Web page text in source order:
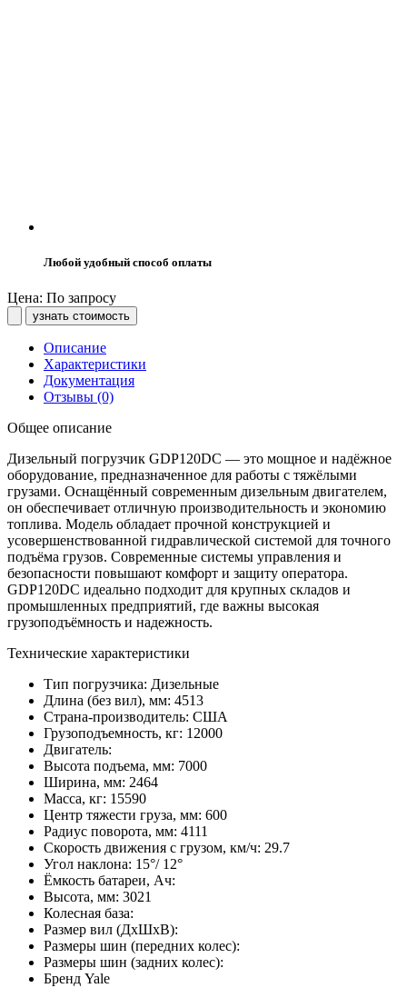
Любой удобный способ оплаты
Цена: По запросу
узнать стоимость
Описание
Характеристики
Документация
Отзывы (0)
Общее описание
Дизельный погрузчик GDP120DC — это мощное и надёжное
оборудование, предназначенное для работы с тяжёлыми
грузами. Оснащённый современным дизельным двигателем,
он обеспечивает отличную производительность и экономию
топлива. Модель обладает прочной конструкцией и
усовершенствованной гидравлической системой для точного
подъёма грузов. Современные системы управления и
безопасности повышают комфорт и защиту оператора.
GDP120DC идеально подходит для крупных складов и
промышленных предприятий, где важны высокая
грузоподъёмность и надежность.
Технические характеристики
Тип погрузчика: Дизельные
Длина (без вил), мм: 4513
Страна-производитель: США
Грузоподъемность, кг: 12000
Двигатель:
Высота подъема, мм: 7000
Ширина, мм: 2464
Масса, кг: 15590
Центр тяжести груза, мм: 600
Радиус поворота, мм: 4111
Скорость движения с грузом, км/ч: 29.7
Угол наклона: 15°/ 12°
Ёмкость батареи, Ач:
Высота, мм: 3021
Колесная база:
Размер вил (ДхШхВ):
Размеры шин (передних колес):
Размеры шин (задних колес):
Бренд Yale